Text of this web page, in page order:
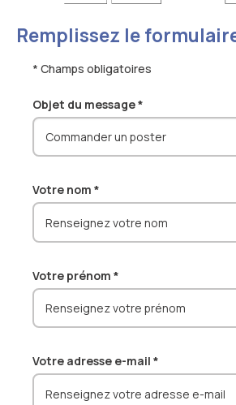
Publications scientifiques
Proposer mes
Remplissez le
* Champs obligatoires
Objet du message *
Votre nom *
Votre prénom *
Votre adresse e-mail *